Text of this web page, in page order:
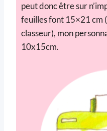
peut donc être sur
feuilles font 15×21 cm
classeur), mon
10x15cm.